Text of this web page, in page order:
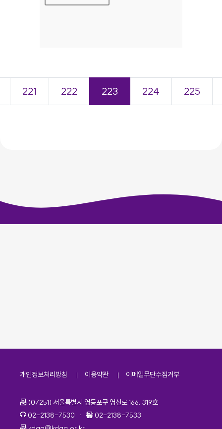
221 222 223 224 225
개인정보처리방침 이용약관 이메일무단수집거부
주소
(07251) 서울특별시 영등포구 영신로 166, 319호
전화번호
02-2138-7530 · 팩스번호
02-2138-7533